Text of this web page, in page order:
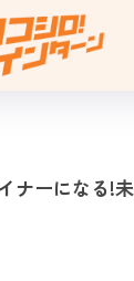
ナーになる!